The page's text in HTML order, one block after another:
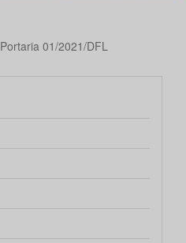
Portaria 01/2021/DFL